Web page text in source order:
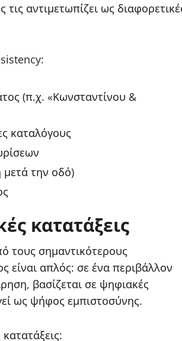
αντιμετωπίζει ως
(π.χ. «Κωνσταντίνου &
καταλόγους
μετά την οδό)
κατατάξεις
τους σημαντικότερους
είναι απλός: σε ένα περιβάλλον
βασίζεται σε ψηφιακές
ως ψήφος εμπιστοσύνης.